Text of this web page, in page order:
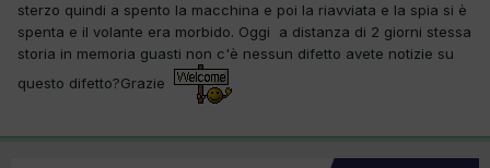
sterzo quindi a spento la macchina e poi la riavviata e la spia si è
spenta e il volante era morbido. Oggi a distanza di 2 giorni stessa
storia in memoria guasti non c'è nessun difetto avete notizie su
questo difetto?Grazie